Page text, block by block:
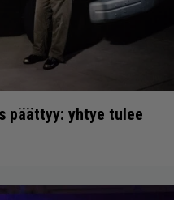
päättyy: yhtye tulee